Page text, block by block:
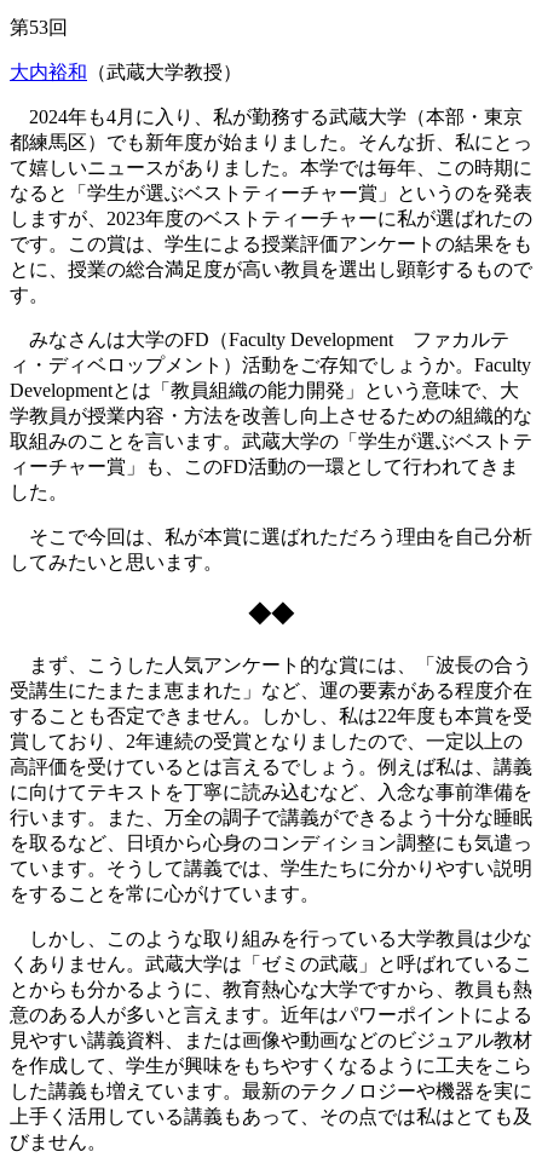
第53回
大内裕和 （武蔵大学教授）
2024年も4月に入り、私が勤務する武蔵大学（本部・東京
都練馬区）でも新年度が始まりました。そんな折、私にとっ
て嬉しいニュースがありました。本学では毎年、この時期に
なると「学生が選ぶベストティーチャー賞」というのを発表
しますが、2023年度のベストティーチャーに私が選ばれたの
です。この賞は、学生による授業評価アンケートの結果をも
とに、授業の総合満足度が高い教員を選出し顕彰するもので
す。
みなさんは大学のFD（Faculty Development ファカルテ
ィ・ディベロップメント）活動をご存知でしょうか。Faculty
Developmentとは「教員組織の能力開発」という意味で、大
学教員が授業内容・方法を改善し向上させるための組織的な
取組みのことを言います。武蔵大学の「学生が選ぶベストテ
ィーチャー賞」も、このFD活動の一環として行われてきま
した。
そこで今回は、私が本賞に選ばれただろう理由を自己分析
してみたいと思います。
◆◆
まず、こうした人気アンケート的な賞には、「波長の合う
受講生にたまたま恵まれた」など、運の要素がある程度介在
することも否定できません。しかし、私は22年度も本賞を受
賞しており、2年連続の受賞となりましたので、一定以上の
高評価を受けているとは言えるでしょう。例えば私は、講義
に向けてテキストを丁寧に読み込むなど、入念な事前準備を
行います。また、万全の調子で講義ができるよう十分な睡眠
を取るなど、日頃から心身のコンディション調整にも気遣っ
ています。そうして講義では、学生たちに分かりやすい説明
をすることを常に心がけています。
しかし、このような取り組みを行っている大学教員は少な
くありません。武蔵大学は「ゼミの武蔵」と呼ばれているこ
とからも分かるように、教育熱心な大学ですから、教員も熱
意のある人が多いと言えます。近年はパワーポイントによる
見やすい講義資料、または画像や動画などのビジュアル教材
を作成して、学生が興味をもちやすくなるように工夫をこら
した講義も増えています。最新のテクノロジーや機器を実に
上手く活用している講義もあって、その点では私はとても及
びません。